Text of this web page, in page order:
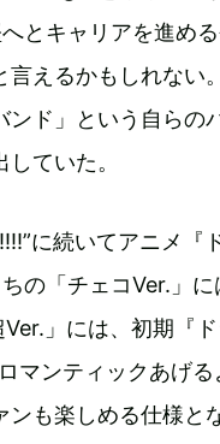
とキャリアを進め
言えるかもしれない
ンド」という自らの
ていた。
に続いてアニメ『
の「チェコVer.」に
」には、初期『
マンティックあげる
ンも楽しめる仕様と